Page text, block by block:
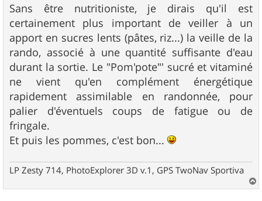
Sans être nutritioniste, je dirais qu'il est
certainement plus important de veiller à un
apport en sucres lents (pâtes, riz...) la veille de la
rando, associé à une quantité suffisante d'eau
durant la sortie. Le "Pom'pote"' sucré et vitaminé
ne vient qu'en complément énergétique
rapidement assimilable en randonnée, pour
palier d'éventuels coups de fatigue ou de
fringale.
Et puis les pommes, c'est bon...
LP Zesty 714, PhotoExplorer 3D v.1, GPS TwoNav Sportiva
a